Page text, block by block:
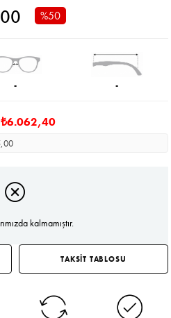
%50
- -
₺6.062,40
kalmamıştır.
TAKSİT TABLOSU